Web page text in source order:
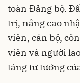
toàn Đảng bộ.
trị, nâng cao
viên, cán bộ,
viên và người
tảng tư tưởng